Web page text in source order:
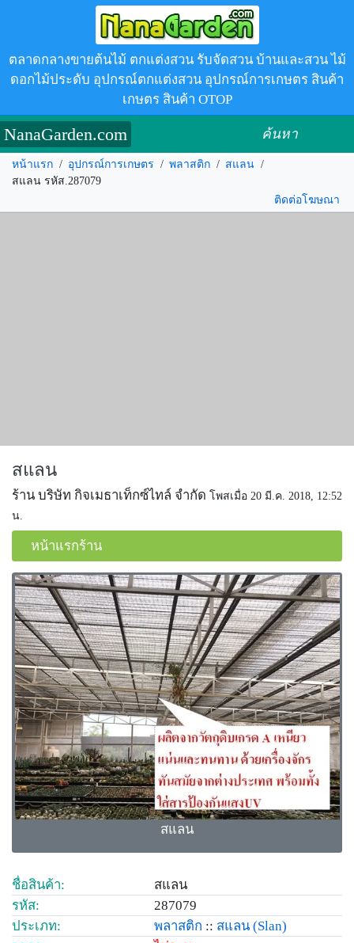
ตลาดกลางขายต้นไม้ ตกแต่งสวน รับจัดสวน บ้านและสวน ไม้
ดอกไม้ประดับ อุปกรณ์ตกแต่งสวน อุปกรณ์การเกษตร สินค้า
เกษตร สินค้า OTOP
NanaGarden.com ค้นหา
หน้าแรก / อุปกรณ์การเกษตร / พลาสติก / สแลน /
สแลน รหัส.287079
ติดต่อโฆษณา
สแลน
ร้าน บริษัท กิจเมธาเท็กซ์ไทล์ จำกัด โพสเมื่อ 20 มี.ค. 2018, 12:52
น.
หน้าแรกร้าน
สแลน
ชื่อสินค้า:
สแลน
รหัส:
287079
ประเภท:
พลาสติก :: สแลน (Slan)